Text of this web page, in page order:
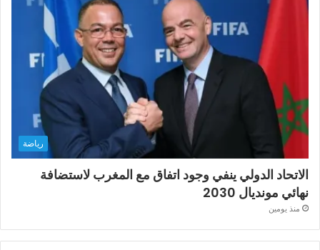
رياضة
الاتحاد الدولي ينفي وجود اتفاق مع المغرب لاستضافة
نهائي مونديال 2030
منذ يومين